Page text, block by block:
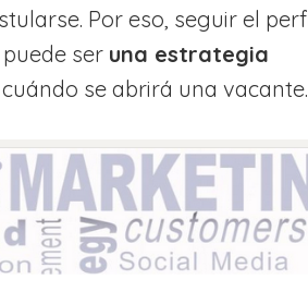
Por eso, seguir el
ser una estrategia
se abrirá una vacante.